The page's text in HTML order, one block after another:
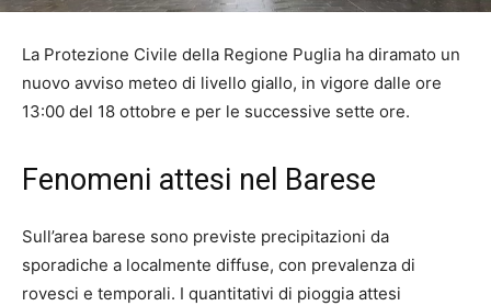
La Protezione Civile della Regione Puglia ha diramato un
nuovo avviso meteo di livello giallo, in vigore dalle ore
13:00 del 18 ottobre e per le successive sette ore.
Fenomeni attesi nel Barese
Sull’area barese sono previste precipitazioni da
sporadiche a localmente diffuse, con prevalenza di
rovesci e temporali. I quantitativi di pioggia attesi